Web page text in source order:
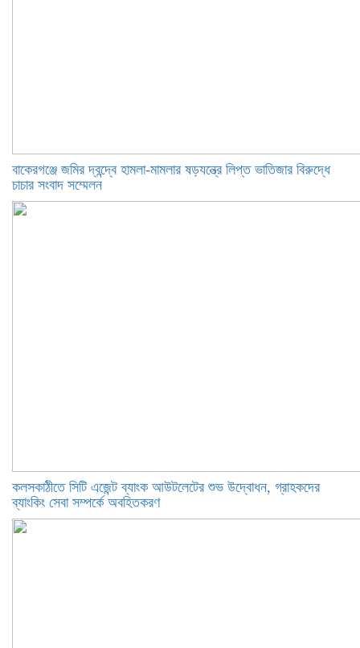
বাকেরগঞ্জে জমির দ্বন্দ্বে হামলা-মামলার ষড়যন্ত্রে লিপ্ত ভাতিজার বিরুদ্ধে
চাচার সংবাদ সম্মেলন
কলসকাঠীতে সিটি এজেন্ট ব্যাংক আউটলেটের শুভ উদ্বোধন, গ্রাহকদের
ব্যাংকিং সেবা সম্পর্কে অবহিতকরণ